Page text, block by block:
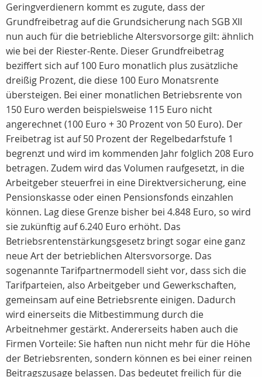
Geringverdienern kommt es zugute, dass der
Grundfreibetrag auf die Grundsicherung nach SGB XII
nun auch für die betriebliche Altersvorsorge gilt: ähnlich
wie bei der Riester-Rente. Dieser Grundfreibetrag
beziffert sich auf 100 Euro monatlich plus zusätzliche
dreißig Prozent, die diese 100 Euro Monatsrente
übersteigen. Bei einer monatlichen Betriebsrente von
150 Euro werden beispielsweise 115 Euro nicht
angerechnet (100 Euro + 30 Prozent von 50 Euro). Der
Freibetrag ist auf 50 Prozent der Regelbedarfstufe 1
begrenzt und wird im kommenden Jahr folglich 208 Euro
betragen. Zudem wird das Volumen raufgesetzt, in die
Arbeitgeber steuerfrei in eine Direktversicherung, eine
Pensionskasse oder einen Pensionsfonds einzahlen
können. Lag diese Grenze bisher bei 4.848 Euro, so wird
sie zukünftig auf 6.240 Euro erhöht. Das
Betriebsrentenstärkungsgesetz bringt sogar eine ganz
neue Art der betrieblichen Altersvorsorge. Das
sogenannte Tarifpartnermodell sieht vor, dass sich die
Tarifparteien, also Arbeitgeber und Gewerkschaften,
gemeinsam auf eine Betriebsrente einigen. Dadurch
wird einerseits die Mitbestimmung durch die
Arbeitnehmer gestärkt. Andererseits haben auch die
Firmen Vorteile: Sie haften nun nicht mehr für die Höhe
der Betriebsrenten, sondern können es bei einer reinen
Beitragszusage belassen. Das bedeutet freilich für die